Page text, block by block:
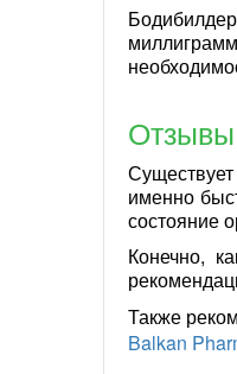
именно
состояние
Конечно,
Также
Balkan